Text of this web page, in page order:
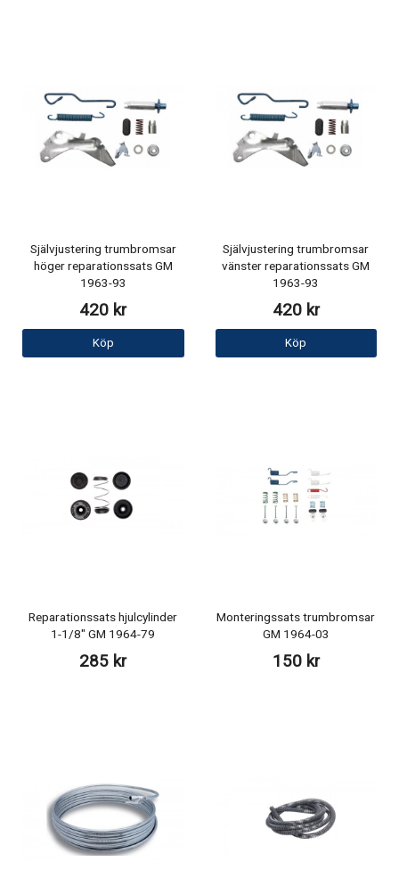
Självjustering trumbromsar
höger reparationssats GM
1963-93
420 kr
Köp
Självjustering trumbromsar
vänster reparationssats GM
1963-93
420 kr
Köp
Reparationssats hjulcylinder
1-1/8" GM 1964-79
285 kr
Monteringssats trumbromsar
GM 1964-03
150 kr